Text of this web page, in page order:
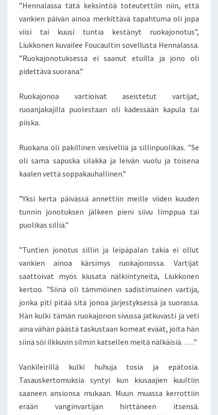
”Hennalassa tätä keksintöä toteutettiin niin, että
vankien päivän ainoa merkittävä tapahtuma oli jopa
viisi tai kuusi tuntia kestänyt ruokajonotus”,
Liukkonen kuvailee Foucaultin sovellusta Hennalassa.
”Ruokajonotuksessa ei saanut etuilla ja jono oli
pidettävä suorana.”
Ruokajonoa vartioivat aseistetut vartijat,
ruoanjakajilla puolestaan oli kädessään kapula tai
piiska.
Ruokana oli pakillinen vesivelliä ja sillinpuolikas. ”Se
oli sama sapuska silakka ja leivän vuolu ja toisena
kaalen vettä soppakauhallinen.”
”Yksi kerta päivässä annettiin meille viiden kuuden
tunnin jonotuksen jälkeen pieni siivu limppua tai
puolikas silliä.”
”Tuntien jonotus sillin ja leipäpalan takia ei ollut
vankien ainoa kärsimys ruokajonossa. Vartijat
saattoivat myös kiusata nälkiintyneitä, Liukkonen
kertoo. ”Siinä oli tämmöinen sadistimainen vartija,
jonka piti pitää sitä jonoa järjestyksessä ja suorassa.
Hän kulki tämän ruokajonon sivussa jatkuvasti ja veti
aina vähän päästä taskustaan komeat eväät, joita hän
siinä söi ilkkuvin silmin katsellen meitä nälkäisiä. … .”
Vankileirillä kulki huhuja tosia ja epätosia.
Tasauskertomuksia syntyi kun kiusaajien kuultiin
saaneen ansionsa mukaan. Muun muassa kerrottiin
erään vanginvartijan hirttäneen itsensä.